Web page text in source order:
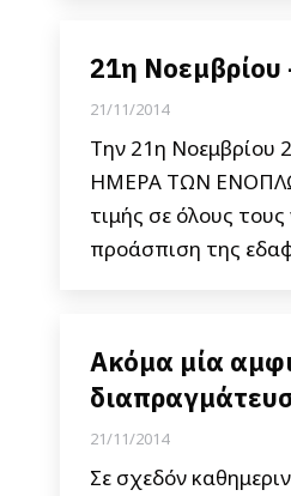
21η
21/11/2014
Την 21η Νοεμβρίου
ΗΜΕΡΑ ΤΩΝ
τιμής σε όλους
προάσπιση της
Ακόμα μία
21/11/2014
Σε σχεδόν